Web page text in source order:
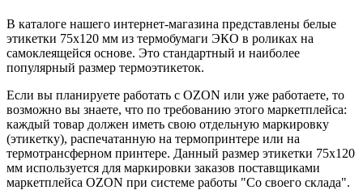
В каталоге нашего интернет-магазина представлены белые
этикетки 75х120 мм из термобумаги ЭКО в роликах на
самоклеящейся основе. Это стандартный и наиболее
популярный размер термоэтикеток.
Если вы планируете работать с OZON или уже работаете, то
возможно вы знаете, что по требованию этого маркетплейса:
каждый товар должен иметь свою отдельную маркировку
(этикетку), распечатанную на термопринтере или на
термотрансферном принтере. Данный размер этикетки 75х120
мм используется для маркировки заказов поставщиками
маркетплейса OZON при системе работы "Со своего склада".